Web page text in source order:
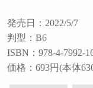
発売日：2022/5/7
判型：B6
ISBN：978-4-7992-
価格：693円(本体